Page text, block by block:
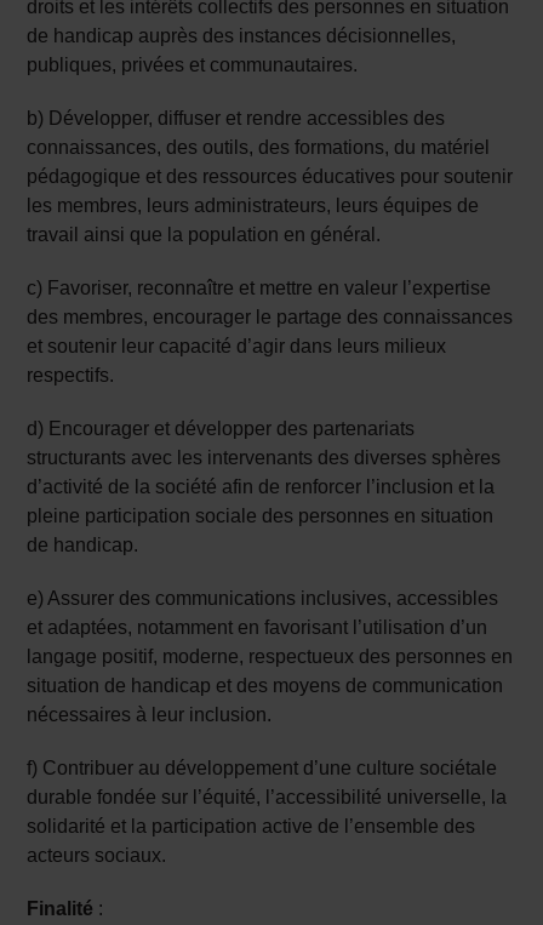
droits et les intérêts collectifs des personnes en situation
de handicap auprès des instances décisionnelles,
publiques, privées et communautaires.
b) Développer, diffuser et rendre accessibles des
connaissances, des outils, des formations, du matériel
pédagogique et des ressources éducatives pour soutenir
les membres, leurs administrateurs, leurs équipes de
travail ainsi que la population en général.
c) Favoriser, reconnaître et mettre en valeur l’expertise
des membres, encourager le partage des connaissances
et soutenir leur capacité d’agir dans leurs milieux
respectifs.
d) Encourager et développer des partenariats
structurants avec les intervenants des diverses sphères
d’activité de la société afin de renforcer l’inclusion et la
pleine participation sociale des personnes en situation
de handicap.
e) Assurer des communications inclusives, accessibles
et adaptées, notamment en favorisant l’utilisation d’un
langage positif, moderne, respectueux des personnes en
situation de handicap et des moyens de communication
nécessaires à leur inclusion.
f) Contribuer au développement d’une culture sociétale
durable fondée sur l’équité, l’accessibilité universelle, la
solidarité et la participation active de l’ensemble des
acteurs sociaux.
Finalité :